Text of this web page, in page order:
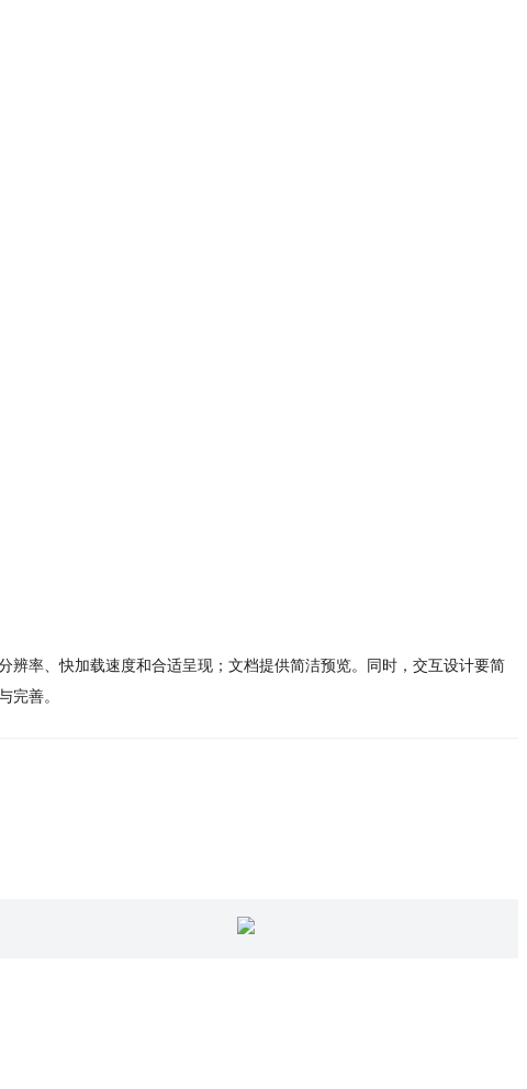
率、快加载速度和合适呈现；文档提供简洁预览。同时，交互设计要简
完善。